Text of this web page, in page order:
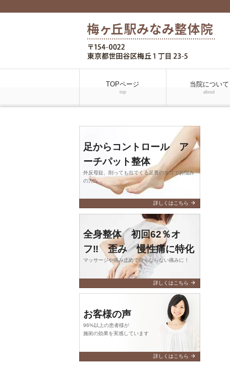
TOPページ
top
当院について
about
足からコントロール ア
ーチパット整体
外反母趾、削っても出てくる足裏のタコでお悩み
の方へ
詳しくはこちら arrow_forward
全身整体 初回62％オ
フ‼️ 歪み 慢性痛に特化
マッサージや痛み止めで良くならない痛みに！
詳しくはこちら arrow_forward
お客様の声
96%以上の患者様が
施術の効果を実感しています
詳しくはこちら arrow_forward